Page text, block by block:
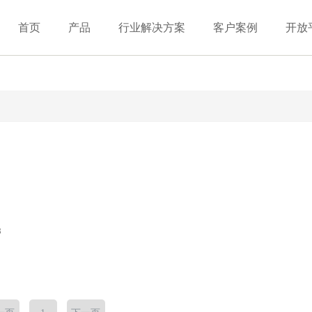
首页 产品 行业解决方案 客户案例 开放